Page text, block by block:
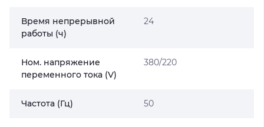
Время непрерывной
работы (ч)
24
Ном. напряжение
переменного тока (V)
380/220
Частота (Гц) 50